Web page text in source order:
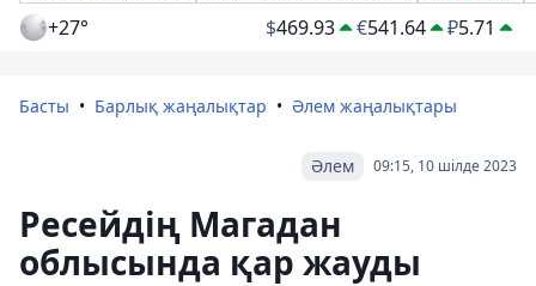
+27° $469.93 €541.64 ₽5.71
Басты Барлық жаңалықтар Әлем жаңалықтары
09:15, 10 шілде 2023
Әлем
Ресейдің Магадан
облысында қар жауды